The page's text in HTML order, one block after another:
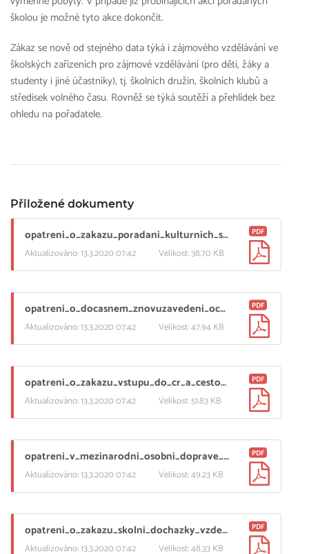
školou je možné tyto akce dokončit.
Zákaz se nově od stejného data týká i zájmového vzdělávání ve
školských zařízeních pro zájmové vzdělávání (pro děti, žáky a
studenty i jiné účastníky), tj. školních družin, školních klubů a
středisek volného času. Rovněž se týká soutěží a přehlídek bez
ohledu na pořadatele.
Přiložené dokumenty
opatreni_o_zakazu_poradani_kulturnich_sportovnich_a_dalsich_akci_s_ucasti_nad_30_osob_1.pdf
Aktualizováno: 13.3.2020 07:42 Velikost: 38.70 KB
PDF
opatreni_o_docasnem_znovuzavedeni_ochrany_vnitrnich_hranic_cr_1.pdf
Aktualizováno: 13.3.2020 07:42 Velikost: 47.94 KB
PDF
opatreni_o_zakazu_vstupu_do_cr_a_cestovani_do_rizikovych_zemi_1.pdf
Aktualizováno: 13.3.2020 07:42 Velikost: 51.83 KB
PDF
opatreni_v_mezinarodni_osobni_doprave_1.pdf
Aktualizováno: 13.3.2020 07:42 Velikost: 49.23 KB
PDF
opatreni_o_zakazu_skolni_dochazky_vzdelavacich_a_volnocasovych_aktivit_ve_skolstvi_1.pdf
Aktualizováno: 13.3.2020 07:42 Velikost: 48.33 KB
PDF